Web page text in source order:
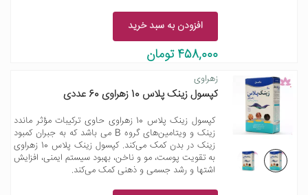
افزودن به سبد خرید
458,000 تومان
زهراوی
کپسول زینک پلاس 10 زهراوی 60 عددی
کپسول زینک پلاس 10 زهراوی حاوی ترکیبات مؤثر ماندد
زینک و ویتامین‌های گروه B می باشد که به جبران کمبود
زینک در بدن کمک می‌کند. کپسول زینک پلاس 10 زهراوی
به تقویت پوست، مو و ناخن، بهبود سیستم ایمنی، افزایش
اشتها و رشد جسمی و ذهنی کمک می‌کند.